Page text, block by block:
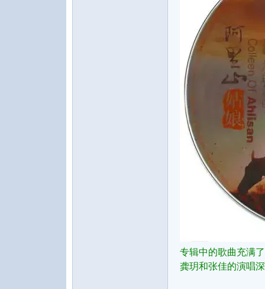
专辑中的歌曲充满
龚玥和张佳的演唱